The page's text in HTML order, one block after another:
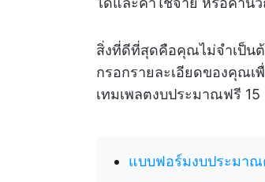
สิ่งที่ดีที่สุดคือคุณไม่จำเป็น
กรอกรายละเอียดของคุณเ
เทมเพลตงบประมาณฟรี
แบบฟอร์มงบประมาณ